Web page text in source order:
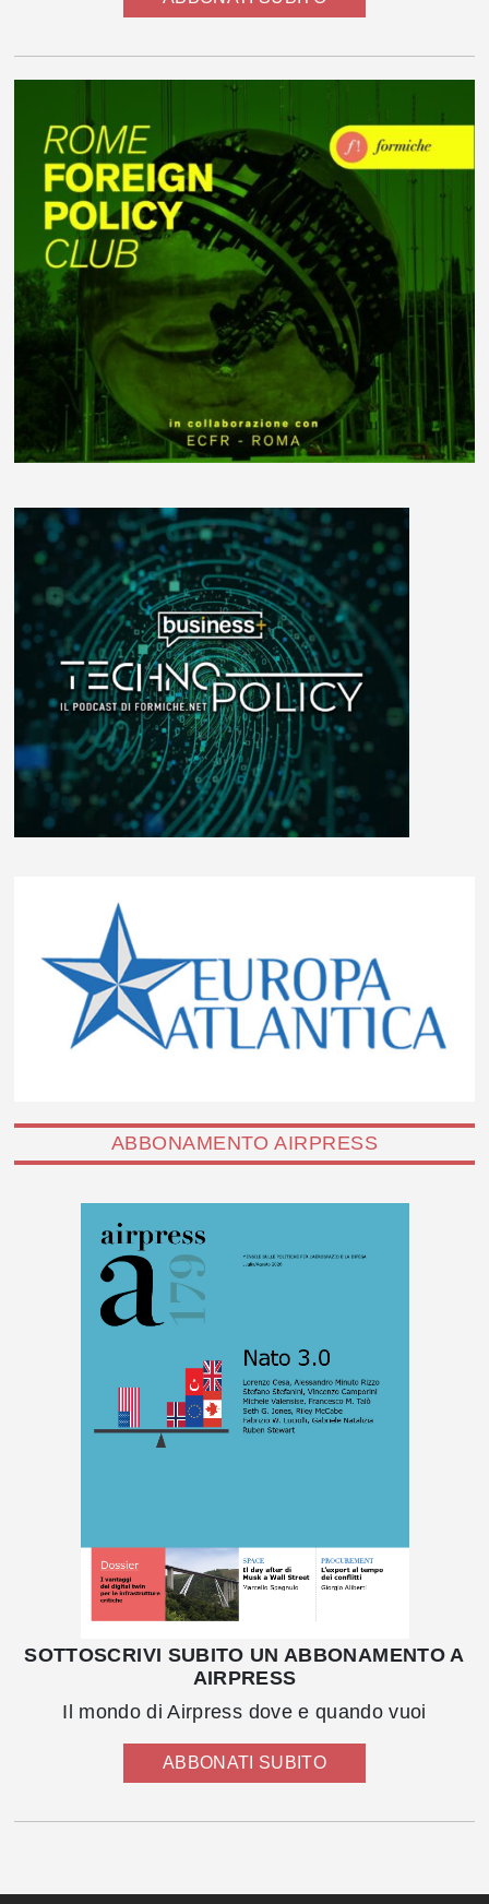
ABBONAMENTO AIRPRESS
SOTTOSCRIVI SUBITO UN ABBONAMENTO A
AIRPRESS
Il mondo di Airpress dove e quando vuoi
ABBONATI SUBITO